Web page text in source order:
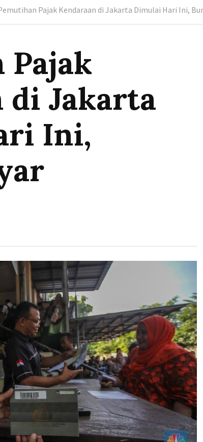
Pajak Kendaraan di Jakarta Dimulai Hari Ini,
Pajak
di Jakarta
Ini,